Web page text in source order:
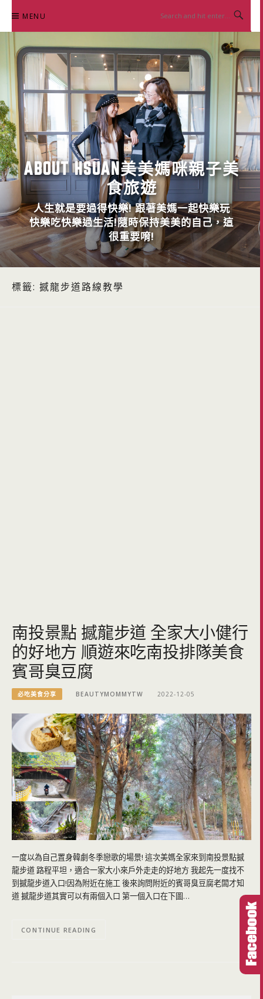
content
MENU
ABOUT HSUAN美美媽咪親子美
食旅遊
人生就是要過得快樂! 跟著美媽一起快樂玩
快樂吃快樂過生活!隨時保持美美的自己，這
很重要唷!
標籤: 撼龍步道路線教學
南投景點 撼龍步道 全家大小健行
的好地方 順遊來吃南投排隊美食
賓哥臭豆腐
必吃美食分享 BEAUTYMOMMYTW 2022-12-05
一度以為自己置身韓劇冬季戀歌的場景! 這次美媽全家來到南投景點撼
龍步道 路程平坦，適合一家大小來戶外走走的好地方 我起先一度找不
到撼龍步道入口!因為附近在施工 後來詢問附近的賓哥臭豆腐老闆才知
道 撼龍步道其實可以有兩個入口 第一個入口在下圖…
CONTINUE READING